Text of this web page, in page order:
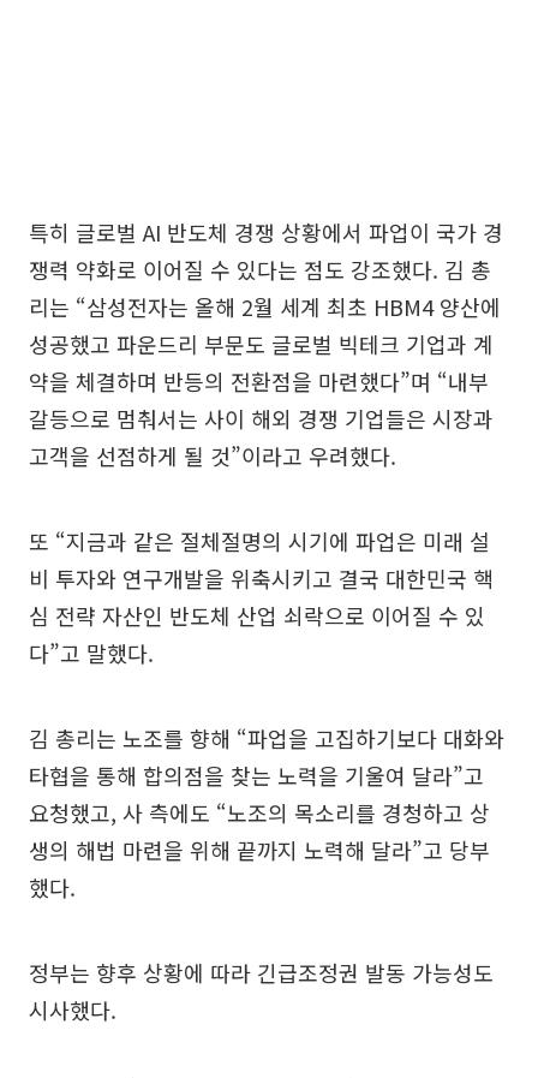
특히 글로벌 AI 반도체 경쟁 상황에서 파업이 국가 경
쟁력 약화로 이어질 수 있다는 점도 강조했다. 김 총
리는 “삼성전자는 올해 2월 세계 최초 HBM4 양산에
성공했고 파운드리 부문도 글로벌 빅테크 기업과 계
약을 체결하며 반등의 전환점을 마련했다”며 “내부
갈등으로 멈춰서는 사이 해외 경쟁 기업들은 시장과
고객을 선점하게 될 것”이라고 우려했다.
또 “지금과 같은 절체절명의 시기에 파업은 미래 설
비 투자와 연구개발을 위축시키고 결국 대한민국 핵
심 전략 자산인 반도체 산업 쇠락으로 이어질 수 있
다”고 말했다.
김 총리는 노조를 향해 “파업을 고집하기보다 대화와
타협을 통해 합의점을 찾는 노력을 기울여 달라”고
요청했고, 사 측에도 “노조의 목소리를 경청하고 상
생의 해법 마련을 위해 끝까지 노력해 달라”고 당부
했다.
정부는 향후 상황에 따라 긴급조정권 발동 가능성도
시사했다.